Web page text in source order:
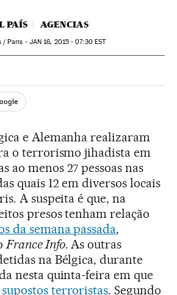
PAÍS AGENCIAS
/ Paris - JAN 16, 2015 - 07:30EST
en TwitterRedes Sociales
e Alemanha realizaram
o terrorismo jihadista em
ao menos 27 pessoas nas
quais 12 em diversos locais
A suspeita é que, na
presos tenham relação
da semana passada,
France Info. As outras
na Bélgica, durante
nesta quinta-feira em que
terroristas. Segundo